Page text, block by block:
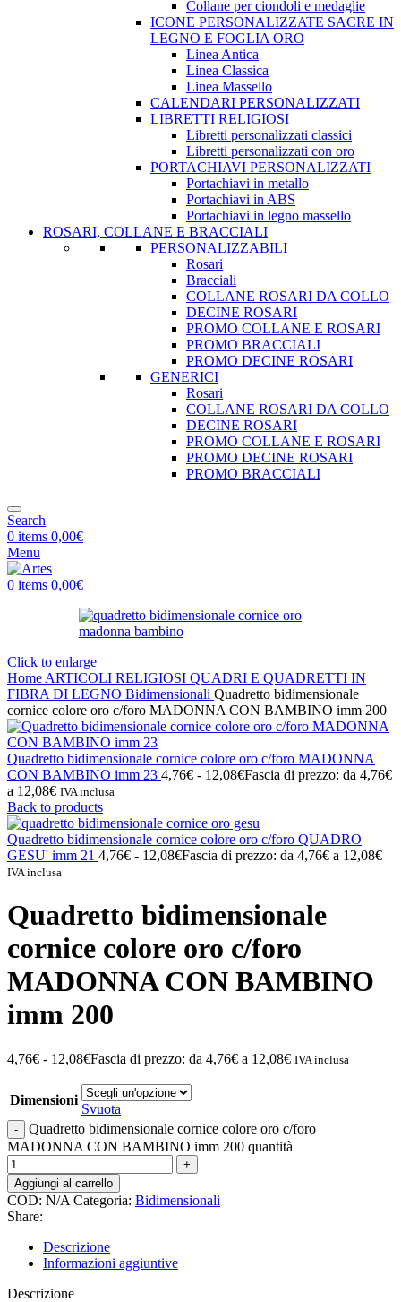
Collane per ciondoli e medaglie
ICONE PERSONALIZZATE SACRE IN
LEGNO E FOGLIA ORO
Linea Antica
Linea Classica
Linea Massello
CALENDARI PERSONALIZZATI
LIBRETTI RELIGIOSI
Libretti personalizzati classici
Libretti personalizzati con oro
PORTACHIAVI PERSONALIZZATI
Portachiavi in metallo
Portachiavi in ABS
Portachiavi in legno massello
ROSARI, COLLANE E BRACCIALI
PERSONALIZZABILI
Rosari
Bracciali
COLLANE ROSARI DA COLLO
DECINE ROSARI
PROMO COLLANE E ROSARI
PROMO BRACCIALI
PROMO DECINE ROSARI
GENERICI
Rosari
COLLANE ROSARI DA COLLO
DECINE ROSARI
PROMO COLLANE E ROSARI
PROMO DECINE ROSARI
PROMO BRACCIALI
Search
0 items 0,00€
Menu
0 items 0,00€
Click to enlarge
Home ARTICOLI RELIGIOSI QUADRI E QUADRETTI IN
FIBRA DI LEGNO Bidimensionali Quadretto bidimensionale
cornice colore oro c/foro MADONNA CON BAMBINO imm 200
Quadretto bidimensionale cornice colore oro c/foro MADONNA
CON BAMBINO imm 23 4,76€ - 12,08€Fascia di prezzo: da 4,76€
a 12,08€ IVA inclusa
Back to products
Quadretto bidimensionale cornice colore oro c/foro QUADRO
GESU' imm 21 4,76€ - 12,08€Fascia di prezzo: da 4,76€ a 12,08€
IVA inclusa
Quadretto bidimensionale
cornice colore oro c/foro
MADONNA CON BAMBINO
imm 200
4,76€ - 12,08€Fascia di prezzo: da 4,76€ a 12,08€ IVA inclusa
Dimensioni
Svuota
Quadretto bidimensionale cornice colore oro c/foro
MADONNA CON BAMBINO imm 200 quantità
Aggiungi al carrello
COD: N/A Categoria: Bidimensionali
Share:
Descrizione
Informazioni aggiuntive
Descrizione